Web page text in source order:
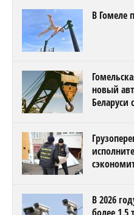
В Гомеле
новый
Беларуси
В 2026